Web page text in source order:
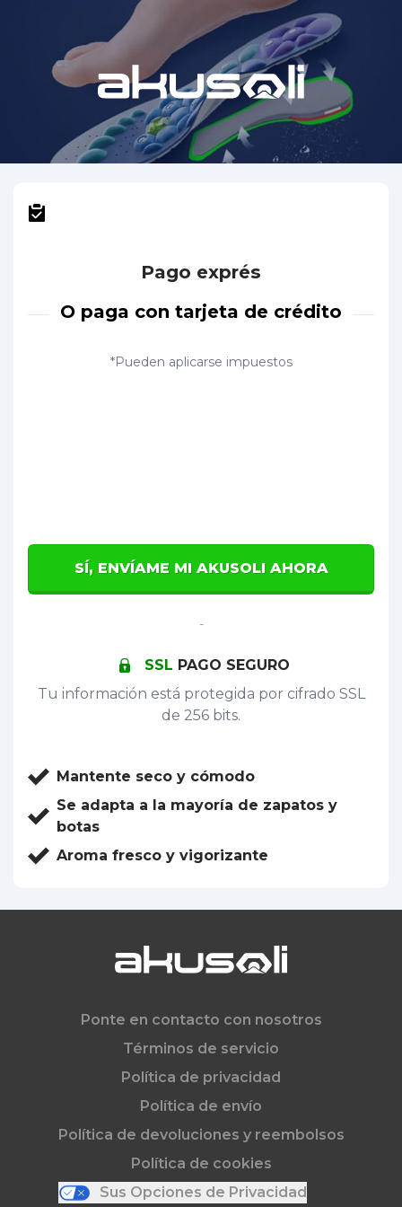
Pago exprés
O paga con tarjeta de crédito
*Pueden aplicarse impuestos
SÍ, ENVÍAME MI AKUSOLI AHORA
-
SSL PAGO SEGURO
Tu información está protegida por cifrado SSL
de 256 bits.
Mantente seco y cómodo
Se adapta a la mayoría de zapatos y
botas
Aroma fresco y vigorizante
Ponte en contacto con nosotros
Términos de servicio
Política de privacidad
Política de envío
Política de devoluciones y reembolsos
Política de cookies
Sus Opciones de Privacidad